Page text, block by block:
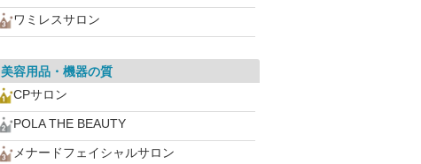
ワミレスサロン
美容用品・機器の質
CPサロン
POLA THE BEAUTY
メナードフェイシャルサロン